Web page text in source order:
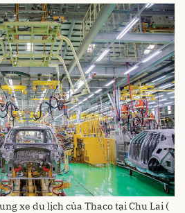
xe du lịch của Thaco tại Chu Lai (